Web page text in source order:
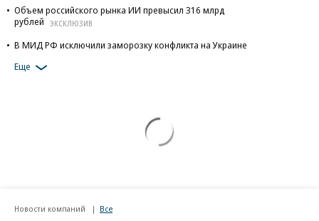
Объем российского рынка ИИ превысил 316 млрд
рублей
ЭКСКЛЮЗИВ
В МИД РФ исключили заморозку конфликта на Украине
Еще
Новости компаний Все